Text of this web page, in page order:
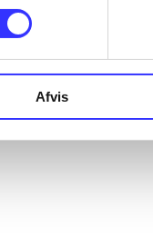
Afvis
...